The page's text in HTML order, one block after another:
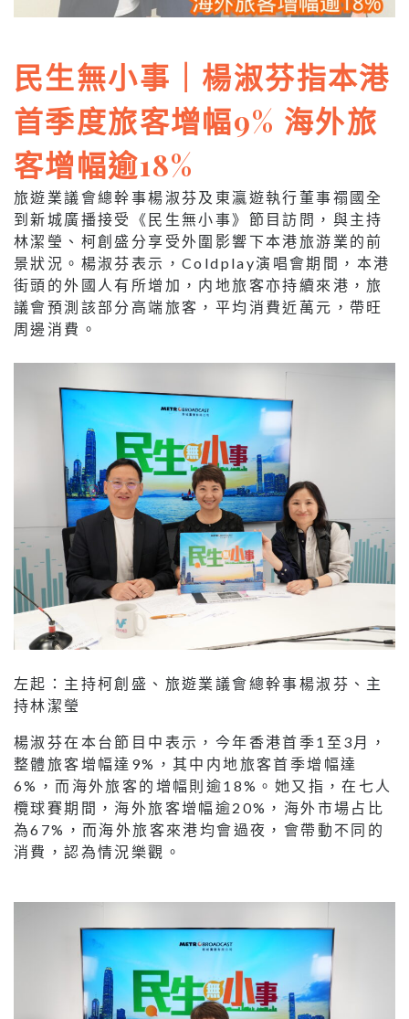
民生無小事｜楊淑芬指本港
首季度旅客增幅9% 海外旅
客增幅逾18%
旅遊業議會總幹事楊淑芬及東瀛遊執行董事禤國全
到新城廣播接受《民生無小事》節目訪問，與主持
林潔瑩、柯創盛分享受外圍影響下本港旅游業的前
景狀況。楊淑芬表示，Coldplay演唱會期間，本港
街頭的外國人有所增加，内地旅客亦持續來港，旅
議會預測該部分高端旅客，平均消費近萬元，帶旺
周邊消費。
左起：主持柯創盛、旅遊業議會總幹事楊淑芬、主
持林潔瑩
楊淑芬在本台節目中表示，今年香港首季1至3月，
整體旅客增幅達9%，其中内地旅客首季增幅達
6%，而海外旅客的增幅則逾18%。她又指，在七人
欖球賽期間，海外旅客增幅逾20%，海外市場占比
為67%，而海外旅客來港均會過夜，會帶動不同的
消費，認為情況樂觀。